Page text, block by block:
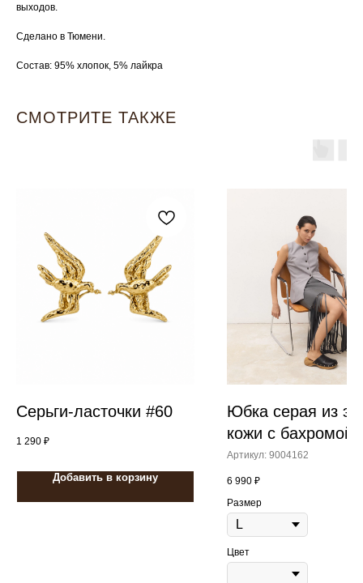
выходов.
Сделано в Тюмени.
Состав: 95% хлопок, 5% лайкра
СМОТРИТЕ ТАКЖЕ
Серьги-ласточки #60
1 290 ₽
Добавить в корзину
Юбка серая из
кожи с бахромой
Артикул: 9004162
6 990 ₽
Размер
Цвет